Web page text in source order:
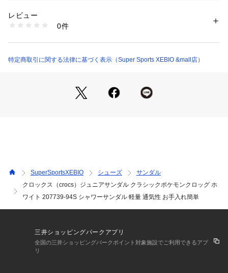
●お手入れが簡単で乾きやすい
●フィット感抜群で安心の可動式ヒールストラップ
快適さ。
※弊社独自の採寸・計量方法により計測を行っておりますた
め、多少の誤差が生じる場合がございます。
ある場合がございます。ご理解、ご了承の上、お買い求めくだ
さい。
※一部商品において弊社カラー表記がメーカーカラー表記と異
なる場合がございます。
商品の色味が若干異なる場合があります。
※掲載の価格・製品のパッケージ・デザイン・仕様について、
予告なく変更することがあります。あらかじめご了承くださ
商品番号：
10859885601 （ショップ）
レビュー
0件
特定商取引に関する法律に基づく表示（Super Sports XEBIO &mall店）
SuperSportsXEBIO シューズ
サンダル
クロックス（crocs）ジュニアサンダル クラシックポケモンクロッグ ホ
ワイト 207739-94S シャワーサンダル 軽量 通気性 お手入れ簡単
三井ショッピングパークアプリ
全国の三井ショッピングパークポイント対象施設でご利用できるアプ
リ